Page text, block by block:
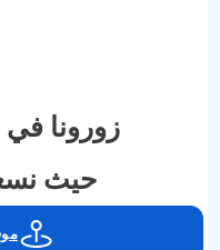
زورونا في
حيث